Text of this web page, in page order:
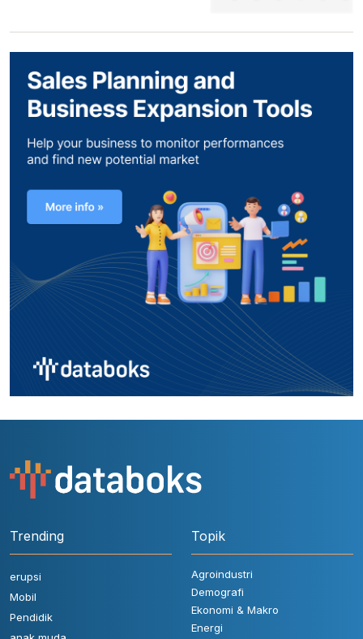
Trending
erupsi
Mobil
Pendidik
Topik
Agroindustri
Demografi
Ekonomi & Makro
Energi